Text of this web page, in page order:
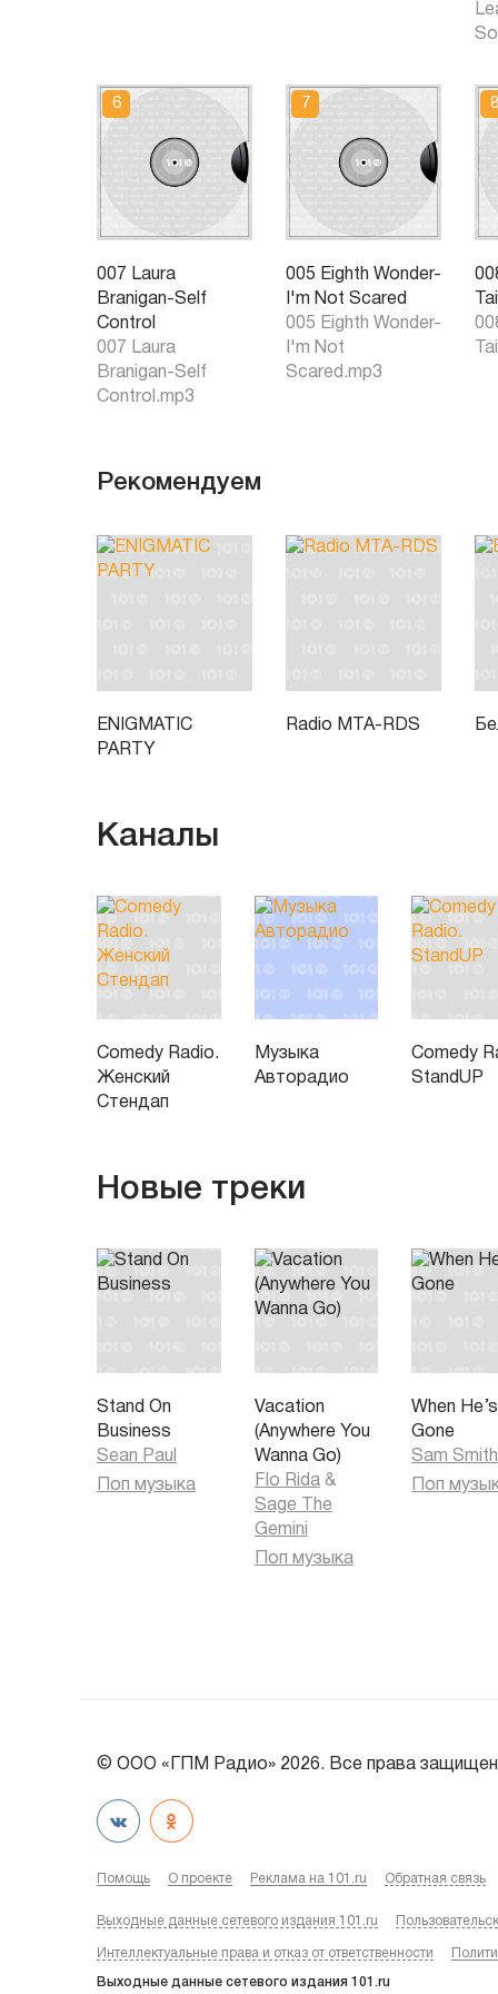
007 Laura
Branigan-Self
Control
007 Laura
Branigan-Self
Control.mp3
005 Eighth Wonder-
I'm Not Scared
005 Eighth Wonder-
I'm Not
Scared.mp3
Рекомендуем
ENIGMATIC
PARTY
Radio MTA-RDS
Каналы
Comedy Radio.
Женский
Стендап
Музыка
Авторадио
Comedy
StandUP
Новые треки
Stand On
Business
Sean Paul
Поп музыка
Vacation
(Anywhere You
Wanna Go)
Flo Rida &
Sage The
Gemini
Поп музыка
When He’s
Gone
Sam Smith
Поп
© ООО «ГПМ Радио» 2026. Все права
Помощь О проекте Реклама на 101.ru Обратная связь
Выходные данные сетевого издания 101.ru
Интеллектуальные права и отказ от ответственности
Выходные данные сетевого издания 101.ru